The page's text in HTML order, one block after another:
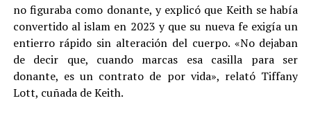
no figuraba como donante, y explicó que Keith se había
convertido al islam en 2023 y que su nueva fe exigía un
entierro rápido sin alteración del cuerpo. «No dejaban
de decir que, cuando marcas esa casilla para ser
donante, es un contrato de por vida», relató Tiffany
Lott, cuñada de Keith.